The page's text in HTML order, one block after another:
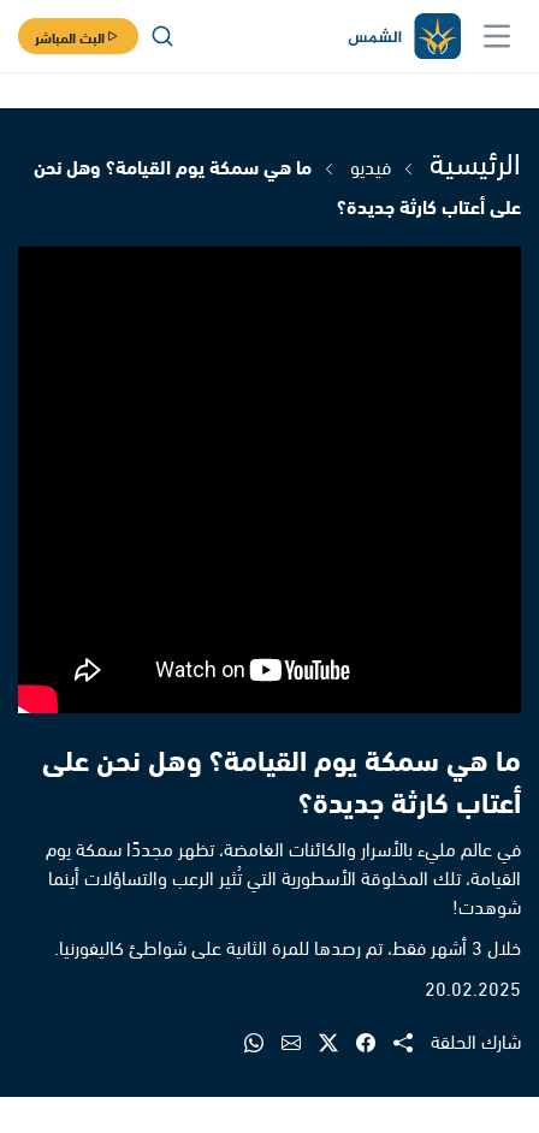
البث المباشر
الرئيسية فيديو
ما هي سمكة يوم القيامة؟ وهل نحن
على أعتاب كارثة جديدة؟
ما هي سمكة يوم القيامة؟ وهل نحن على
أعتاب كارثة جديدة؟
في عالم مليء بالأسرار والكائنات الغامضة، تظهر مجددًا سمكة يوم
القيامة، تلك المخلوقة الأسطورية التي تُثير الرعب والتساؤلات أينما
شوهدت!
خلال 3 أشهر فقط، تم رصدها للمرة الثانية على شواطئ كاليفورنيا.
20.02.2025
شارك الحلقة